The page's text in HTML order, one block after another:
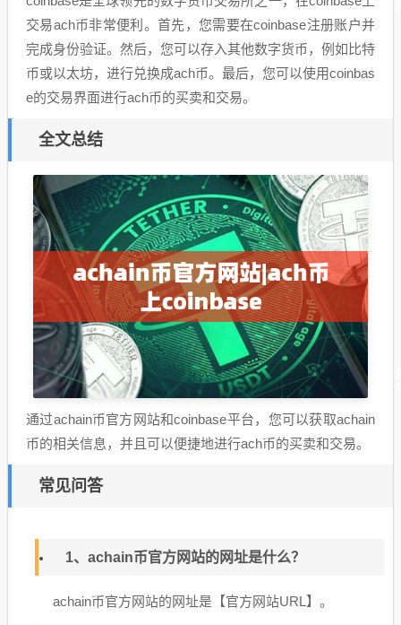
交易ach币非常便利。首先，您需要在coinbase注册账户并
完成身份验证。然后，您可以存入其他数字货币，例如比特
币或以太坊，进行兑换成ach币。最后，您可以使用coinbas
e的交易界面进行ach币的买卖和交易。
全文总结
通过achain币官方网站和coinbase平台，您可以获取achain
币的相关信息，并且可以便捷地进行ach币的买卖和交易。
常见问答
1、achain币官方网站的网址是什么？
achain币官方网站的网址是【官方网站URL】。